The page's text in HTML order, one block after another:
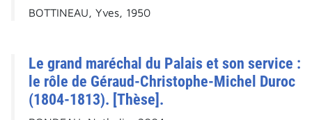
BOTTINEAU, Yves, 1950
Le grand maréchal du Palais et son service :
le rôle de Géraud-Christophe-Michel Duroc
(1804-1813). [Thèse].